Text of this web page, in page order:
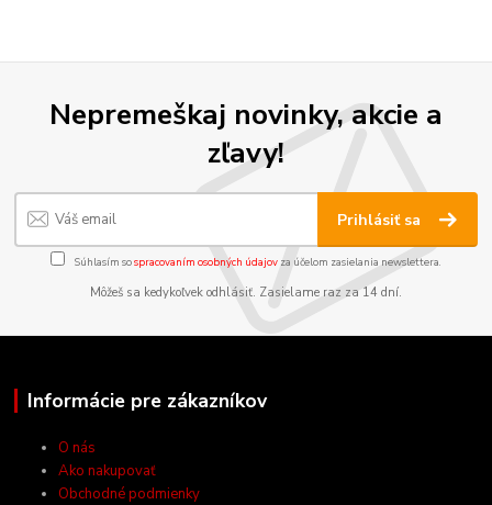
Nepremeškaj novinky, akcie a
zľavy!
Prihlásiť sa
Súhlasím sospracovaním osobných údajov za účelom zasielania newslettera.
Môžeš sa kedykoľvek odhlásiť. Zasielame raz za 14 dní.
Informácie pre zákazníkov
O nás
Ako nakupovať
Obchodné podmienky